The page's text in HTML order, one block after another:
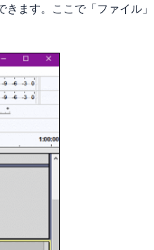
ます。ここで「ファイル」